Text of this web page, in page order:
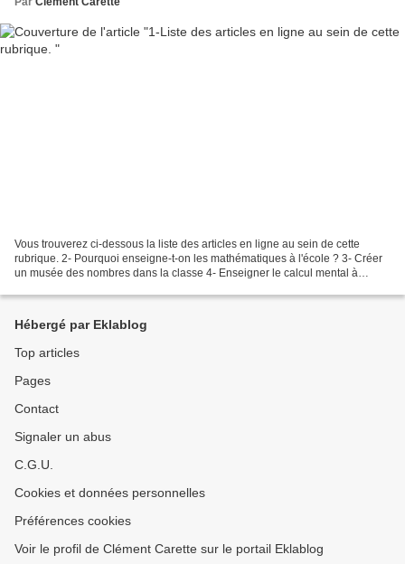
Vous trouverez ci-dessous la liste des articles en ligne au sein de cette
rubrique. 2- Pourquoi enseigne-t-on les mathématiques à l'école ? 3- Créer
un musée des nombres dans la classe 4- Enseigner le calcul mental à
Hébergé par Eklablog
Top articles
Pages
Contact
Signaler un abus
C.G.U.
Cookies et données personnelles
Préférences cookies
Voir le profil de Clément Carette sur le portail Eklablog